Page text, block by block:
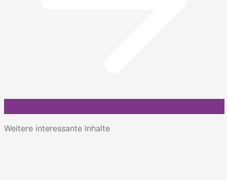
Weitere interessante Inhalte